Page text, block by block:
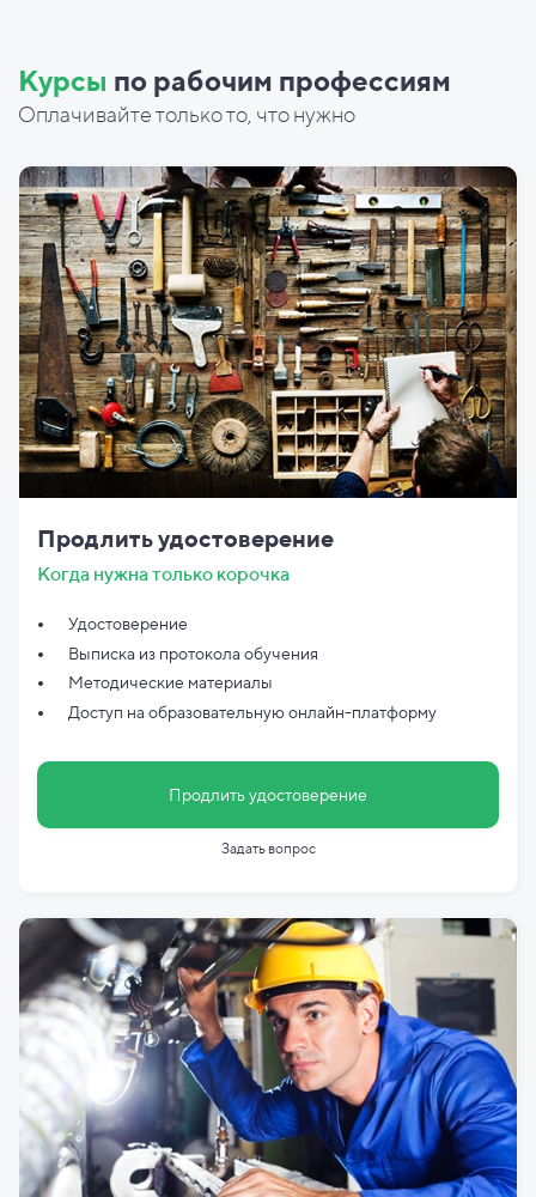
Курсы по рабочим профессиям
Оплачивайте только то, что нужно
Продлить удостоверение
Когда нужна только корочка
Удостоверение
Выписка из протокола обучения
Методические материалы
Доступ на образовательную онлайн-платформу
Продлить удостоверение
Задать вопрос